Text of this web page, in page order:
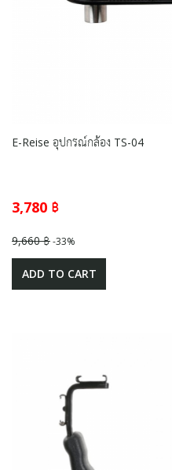
E-Reise อุปกรณ์กล้อง TS-04
3,780 ฿
9,660 ฿-33%
ADD TO CART